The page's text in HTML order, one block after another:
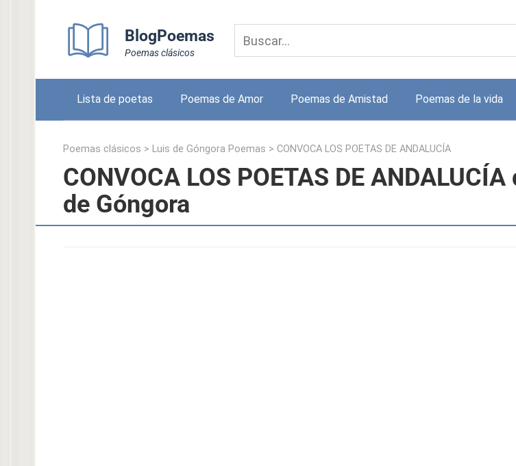
BlogPoemas
Poemas clásicos
Lista de poetas Poemas de Amor Poemas de Amistad Poemas de la vida
Poemas clásicos > Luis de Góngora Poemas > CONVOCA LOS POETAS DE ANDALUCÍA
CONVOCA LOS POETAS DE
de Góngora